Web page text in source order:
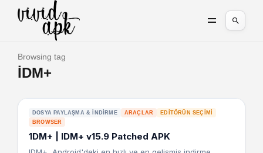
Browsing tag
IDM+
DOSYA PAYLAŞMA & İNDIRME ARAÇLAR
EDITÖRÜN SEÇIMI
BROWSER
1DM+ | IDM+ v15.9 Patched APK